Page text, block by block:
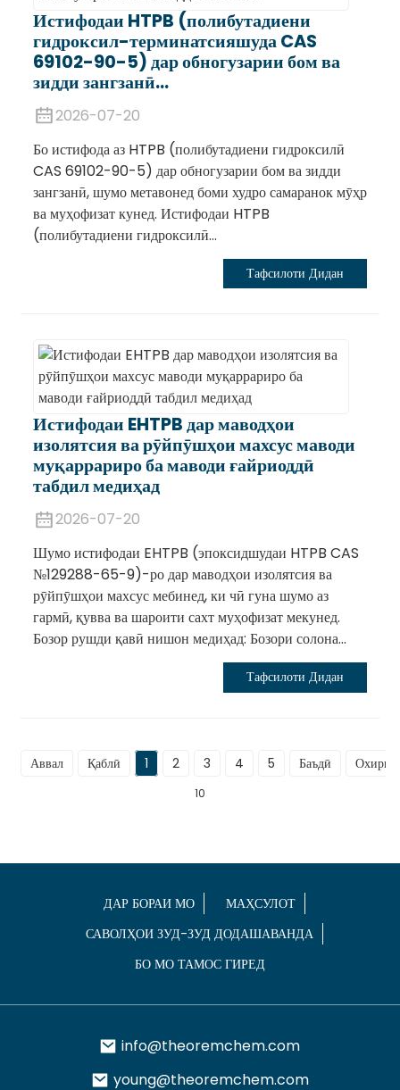
Истифодаи HTPB (полибутадиени
гидроксил-терминатсияшуда CAS
69102-90-5) дар обногузарии бом ва
зидди зангзанӣ...
2026-07-20
Бо истифода аз HTPB (полибутадиени гидроксилӣ
CAS 69102-90-5) дар обногузарии бом ва зидди
зангзанӣ, шумо метавонед боми худро самаранок мӯҳр
ва муҳофизат кунед. Истифодаи HTPB
(полибутадиени гидроксилӣ...
Тафсилоти Дидан
Истифодаи EHTPB дар маводҳои
изолятсия ва рӯйпӯшҳои махсус маводи
муқаррариро ба маводи ғайриоддӣ
табдил медиҳад
2026-07-20
Шумо истифодаи EHTPB (эпоксидшудаи HTPB CAS
№129288-65-9)-ро дар маводҳои изолятсия ва
рӯйпӯшҳои махсус мебинед, ки чӣ гуна шумо аз
гармӣ, қувва ва шароити сахт муҳофизат мекунед.
Бозор рушди қавӣ нишон медиҳад: Бозори солона...
Тафсилоти Дидан
Аввал Қаблӣ 1 2 3 4 5 Баъдӣ Охирин
10
ДАР БОРАИ МО
МАҲСУЛОТ
САВОЛҲОИ ЗУД-ЗУД ДОДАШАВАНДА
БО МО ТАМОС ГИРЕД
info@theoremchem.com
young@theoremchem.com